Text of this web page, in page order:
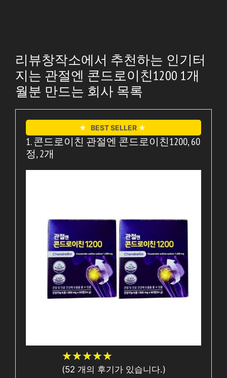
리뷰창작소에서 추천하는 인기터
지는 관절엔 콘드로이친1200 1개
월분 만드는 회사 목록
★ BEST SELLER ★
1. 콘드로이친 관절엔 콘드로이친1200, 60
정, 2개
★★★★★
★★★★★
(52 개의 후기가 있습니다.)